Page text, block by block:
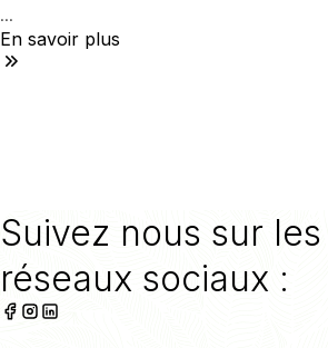
...
En savoir plus
Suivez nous sur les
réseaux sociaux :